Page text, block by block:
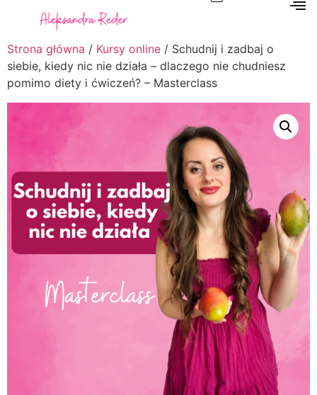
Strona główna / Kursy online / Schudnij i zadbaj o
siebie, kiedy nic nie działa – dlaczego nie chudniesz
pomimo diety i ćwiczeń? – Masterclass